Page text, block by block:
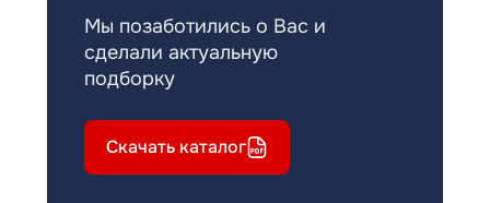
Мы позаботились о Вас и
сделали актуальную
подборку
Скачать каталог